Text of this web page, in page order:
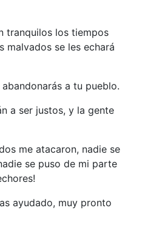
tranquilos los tiempos
malvados se les echará
a tu pueblo.
a ser justos, y la gente
me atacaron, nadie se
se puso de mi parte
ayudado, muy pronto